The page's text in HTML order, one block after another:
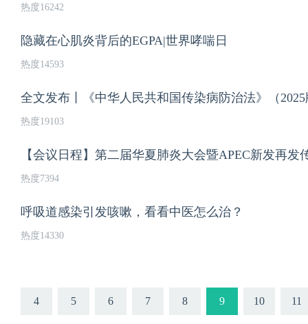
热度16242
隐藏在心肌炎背后的EGPA|世界哮喘日
热度14593
全文发布丨《中华人民共和国传染病防治法》（
热度19103
【会议日程】第二届华夏肺炎大会暨APEC新发再
热度7394
呼吸道感染引发咳嗽，看看中医怎么治？
热度14330
4 5 6 7 8 9 10 11